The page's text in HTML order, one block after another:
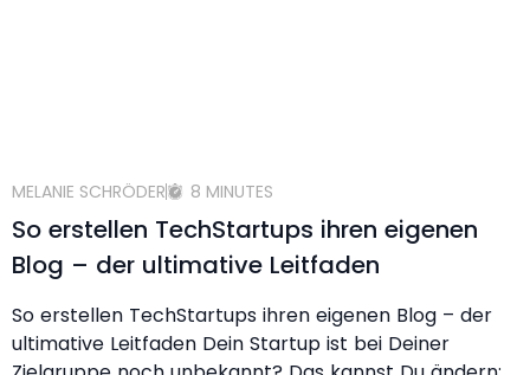
MELANIE SCHRÖDER 8 MINUTES
So erstellen TechStartups ihren eigenen
Blog – der ultimative Leitfaden
So erstellen TechStartups ihren eigenen Blog – der
ultimative Leitfaden Dein Startup ist bei Deiner